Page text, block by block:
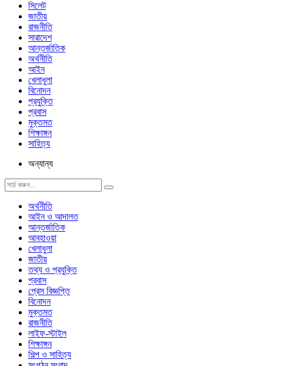
সিলেট
জাতীয়
রাজনীতি
সারাদেশ
আন্তর্জাতিক
অর্থনীতি
আইন
খেলাধুলা
বিনোদন
প্রযুক্তি
প্রবাস
মুক্তমত
শিক্ষাঙ্গন
সাহিত্য
অন্যান্য
অর্থনীতি
আইন ও আদালত
আন্তর্জাতিক
আবহাওয়া
খেলাধুলা
জাতীয়
তথ্য ও প্রযুক্তি
প্রবাস
প্রেস বিজ্ঞপ্তি
বিনোদন
মুক্তমত
রাজনীতি
লাইফ-স্টাইল
শিক্ষাঙ্গন
শিল্প ও সাহিত্য